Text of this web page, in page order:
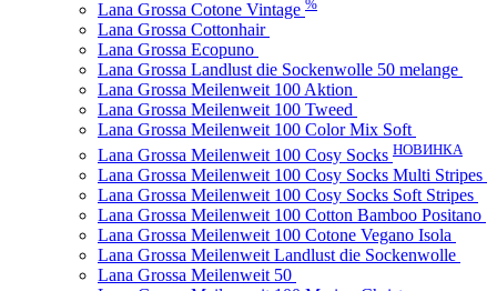
Lana Grossa Cotone Vintage %
Lana Grossa Cottonhair
Lana Grossa Ecopuno
Lana Grossa Landlust die Sockenwolle 50 melange
Lana Grossa Meilenweit 100 Aktion
Lana Grossa Meilenweit 100 Tweed
Lana Grossa Meilenweit 100 Color Mix Soft
Lana Grossa Meilenweit 100 Cosy Socks НОВИНКА
Lana Grossa Meilenweit 100 Cosy Socks Multi Stripes
Lana Grossa Meilenweit 100 Cosy Socks Soft Stripes
Lana Grossa Meilenweit 100 Cotton Bamboo Positano
Lana Grossa Meilenweit 100 Cotone Vegano Isola
Lana Grossa Meilenweit Landlust die Sockenwolle
Lana Grossa Meilenweit 50